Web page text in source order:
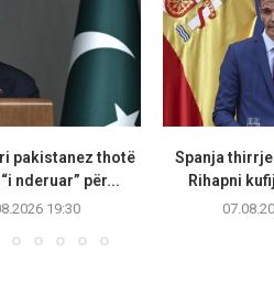
pakistanez thotë
nderuar” për...
19:30
Spanja
Rihapni